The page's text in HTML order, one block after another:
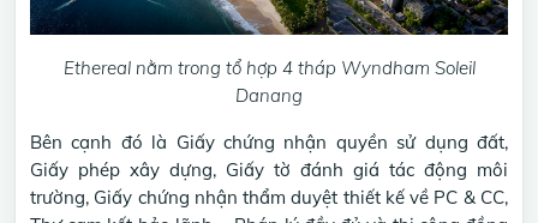
Ethereal nằm trong tổ hợp 4 tháp Wyndham Soleil
Danang
Bên cạnh đó là Giấy chứng nhận quyền sử dụng đất,
Giấy phép xây dựng, Giấy tờ đánh giá tác động môi
trường, Giấy chứng nhận thẩm duyệt thiết kế về PC & CC,